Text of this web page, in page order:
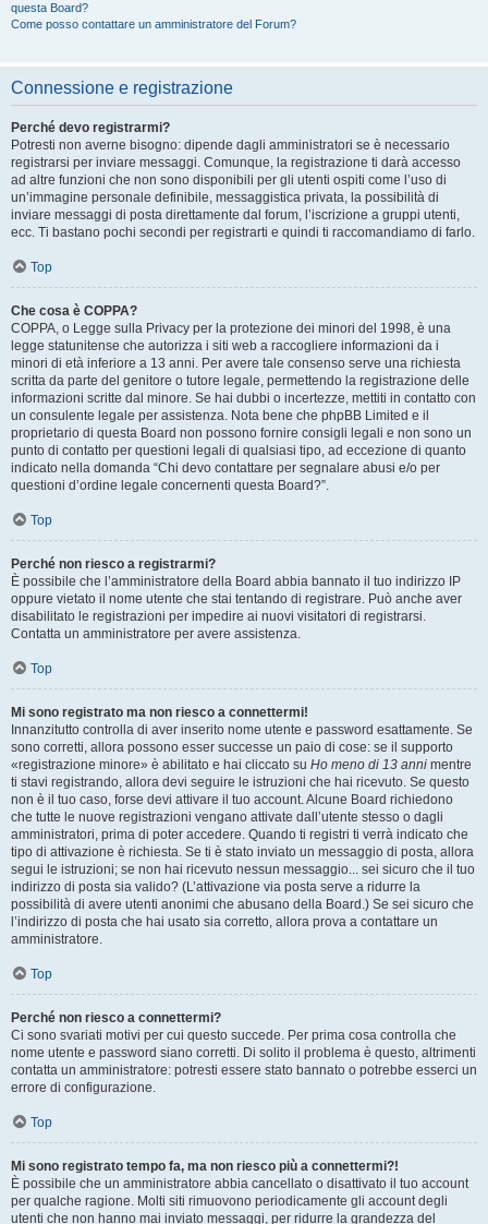
questa Board?
Come posso contattare un amministratore del Forum?
Connessione e registrazione
Perché devo registrarmi?
Potresti non averne bisogno: dipende dagli amministratori se è necessario
registrarsi per inviare messaggi. Comunque, la registrazione ti darà accesso
ad altre funzioni che non sono disponibili per gli utenti ospiti come l’uso di
un’immagine personale definibile, messaggistica privata, la possibilità di
inviare messaggi di posta direttamente dal forum, l’iscrizione a gruppi utenti,
ecc. Ti bastano pochi secondi per registrarti e quindi ti raccomandiamo di farlo.
Top
Che cosa è COPPA?
COPPA, o Legge sulla Privacy per la protezione dei minori del 1998, è una
legge statunitense che autorizza i siti web a raccogliere informazioni da i
minori di età inferiore a 13 anni. Per avere tale consenso serve una richiesta
scritta da parte del genitore o tutore legale, permettendo la registrazione delle
informazioni scritte dal minore. Se hai dubbi o incertezze, mettiti in contatto con
un consulente legale per assistenza. Nota bene che phpBB Limited e il
proprietario di questa Board non possono fornire consigli legali e non sono un
punto di contatto per questioni legali di qualsiasi tipo, ad eccezione di quanto
indicato nella domanda “Chi devo contattare per segnalare abusi e/o per
questioni d’ordine legale concernenti questa Board?”.
Top
Perché non riesco a registrarmi?
È possibile che l’amministratore della Board abbia bannato il tuo indirizzo IP
oppure vietato il nome utente che stai tentando di registrare. Può anche aver
disabilitato le registrazioni per impedire ai nuovi visitatori di registrarsi.
Contatta un amministratore per avere assistenza.
Top
Mi sono registrato ma non riesco a connettermi!
Innanzitutto controlla di aver inserito nome utente e password esattamente. Se
sono corretti, allora possono esser successe un paio di cose: se il supporto
«registrazione minore» è abilitato e hai cliccato su Ho meno di 13 anni mentre
ti stavi registrando, allora devi seguire le istruzioni che hai ricevuto. Se questo
non è il tuo caso, forse devi attivare il tuo account. Alcune Board richiedono
che tutte le nuove registrazioni vengano attivate dall’utente stesso o dagli
amministratori, prima di poter accedere. Quando ti registri ti verrà indicato che
tipo di attivazione è richiesta. Se ti è stato inviato un messaggio di posta, allora
segui le istruzioni; se non hai ricevuto nessun messaggio... sei sicuro che il tuo
indirizzo di posta sia valido? (L’attivazione via posta serve a ridurre la
possibilità di avere utenti anonimi che abusano della Board.) Se sei sicuro che
l’indirizzo di posta che hai usato sia corretto, allora prova a contattare un
amministratore.
Top
Perché non riesco a connettermi?
Ci sono svariati motivi per cui questo succede. Per prima cosa controlla che
nome utente e password siano corretti. Di solito il problema è questo, altrimenti
contatta un amministratore: potresti essere stato bannato o potrebbe esserci un
errore di configurazione.
Top
Mi sono registrato tempo fa, ma non riesco più a connettermi?!
È possibile che un amministratore abbia cancellato o disattivato il tuo account
per qualche ragione. Molti siti rimuovono periodicamente gli account degli
utenti che non hanno mai inviato messaggi, per ridurre la grandezza del